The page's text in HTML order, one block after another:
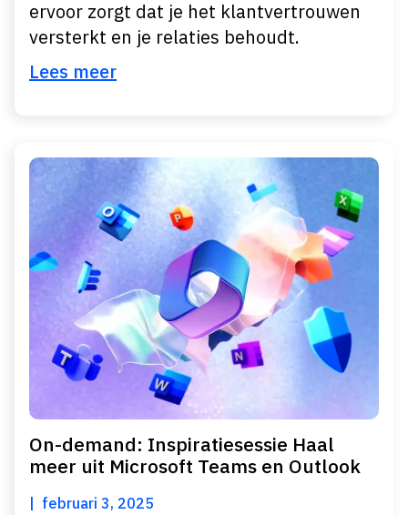
ervoor zorgt dat je het klantvertrouwen
versterkt en je relaties behoudt.
Lees meer
On-demand: Inspiratiesessie Haal
meer uit Microsoft Teams en Outlook
februari 3, 2025